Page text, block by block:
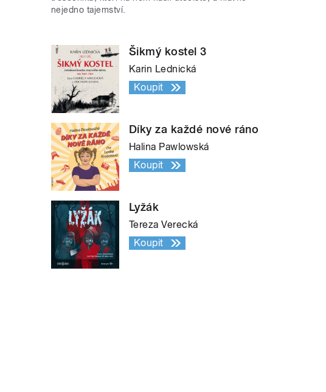
nejedno tajemství.
Šikmý kostel 3
Karin Lednická
Koupit
Díky za každé nové ráno
Halina Pawlowská
Koupit
Lyžák
Tereza Verecká
Koupit